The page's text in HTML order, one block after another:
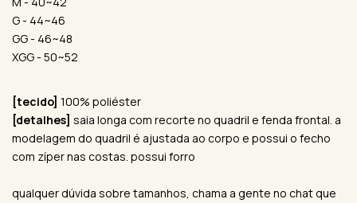
G - 44~46
GG - 46~48
XGG - 50~52
[tecido] 100% poliéster
[detalhes] saia longa com recorte no quadril e fenda frontal. a
modelagem do quadril é ajustada ao corpo e possui o fecho
com zíper nas costas. possui forro
qualquer dúvida sobre tamanhos, chama a gente no chat que